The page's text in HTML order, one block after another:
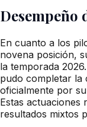
Desempeño
En cuanto a los
novena posición,
la temporada
pudo completar la
oficialmente por
Estas actuaciones
resultados mixtos